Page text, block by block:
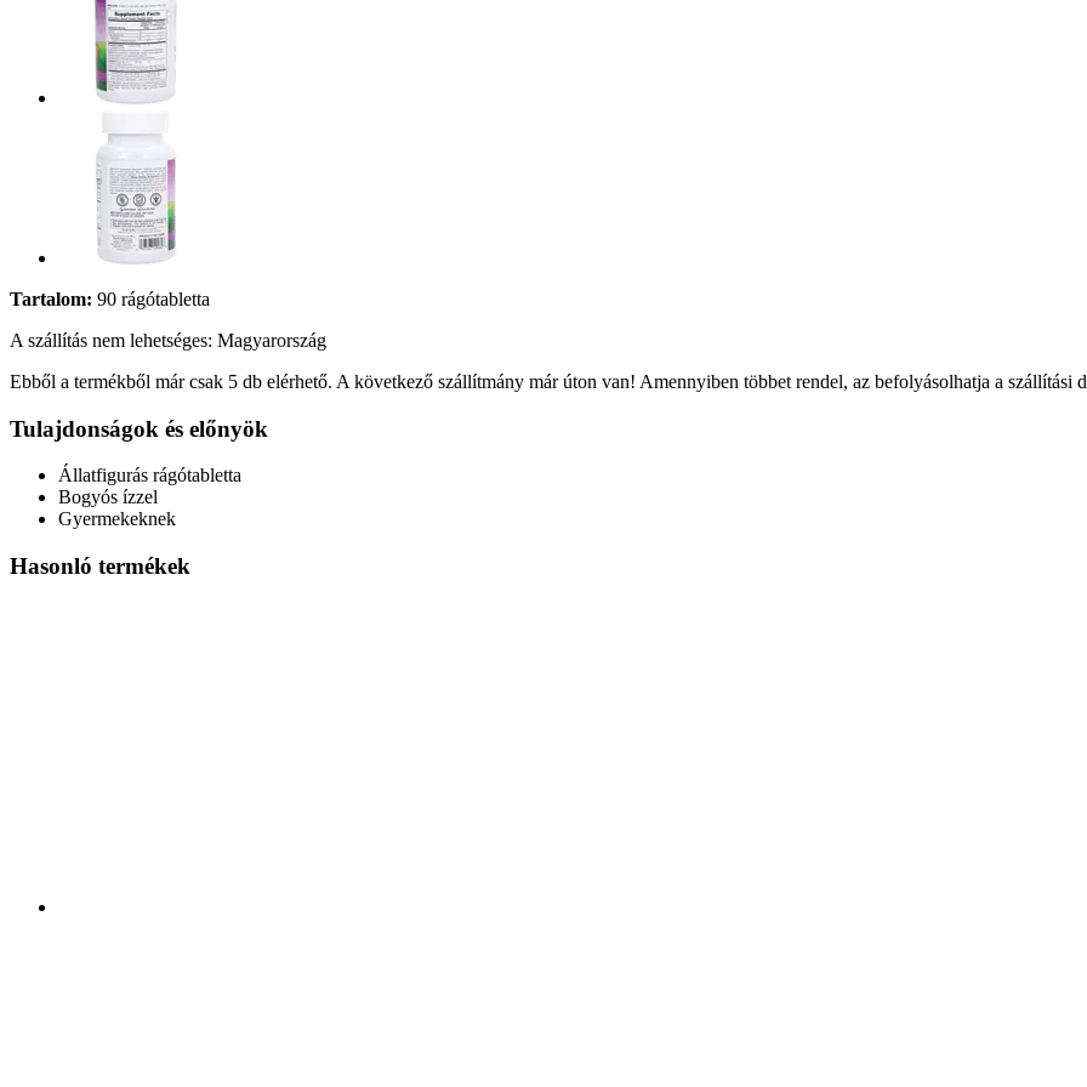
Tartalom: 90 rágótabletta
A szállítás nem lehetséges: Magyarország
Ebből a termékből már csak 5 db elérhető. A következő szállítmány már úton van! Amennyiben többet rendel, az befolyásolhatja a szállítási
Tulajdonságok és előnyök
Állatfigurás rágótabletta
Bogyós ízzel
Gyermekeknek
Hasonló termékek